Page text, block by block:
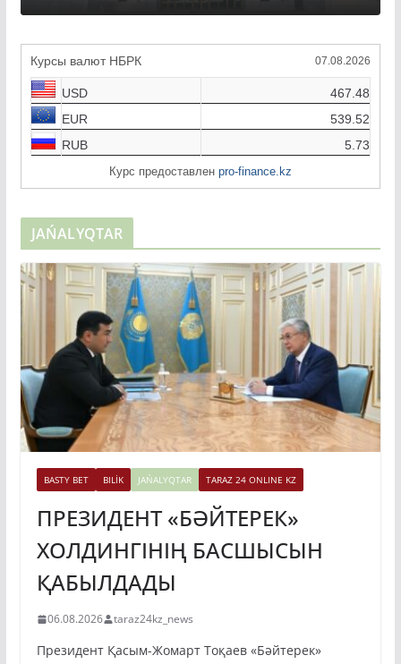
Курсы валют НБРК 07.08.2026
Курс предоставленpro-finance.kz
JAŃALYQTAR
ПРЕЗИДЕНТ «БӘЙТЕРЕК»
ХОЛДИНГІНІҢ БАСШЫСЫН
ҚАБЫЛДАДЫ